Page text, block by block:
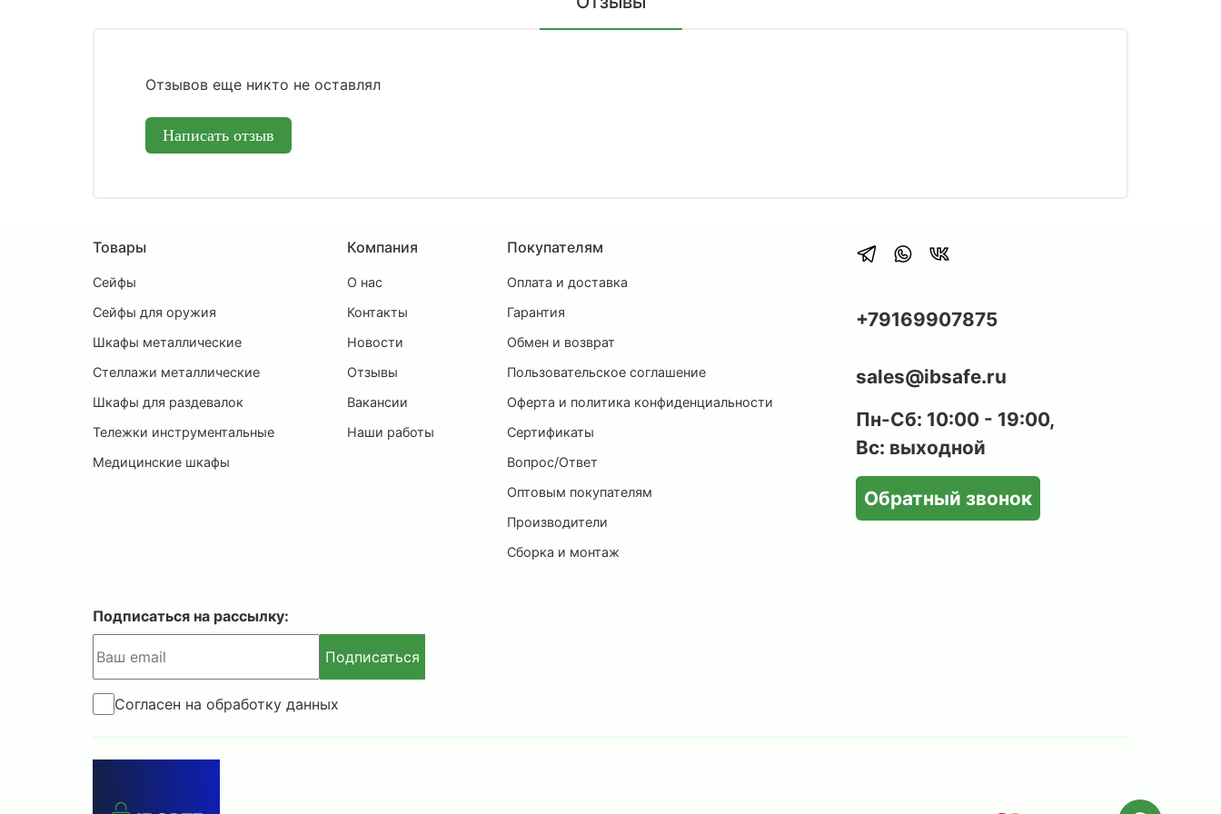
Отзывов еще никто не оставлял
Написать отзыв
Товары
Сейфы
Сейфы для оружия
Шкафы металлические
Стеллажи металлические
Шкафы для раздевалок
Тележки инструментальные
Медицинские шкафы
Компания
О нас
Контакты
Новости
Отзывы
Вакансии
Наши работы
Покупателям
Оплата и доставка
Гарантия
Обмен и возврат
Пользовательское соглашение
Оферта и политика конфиденциальности
Сертификаты
Вопрос/Ответ
Оптовым покупателям
Производители
Сборка и монтаж
+79169907875
sales@ibsafe.ru
Пн-Сб: 10:00 - 19:00,
Вс: выходной
Обратный звонок
Подписаться на рассылку:
Подписаться
Согласен на обработку данных